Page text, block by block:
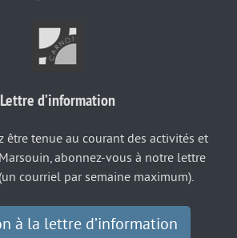
Lettre d’information
être tenue au courant des activités et
abonnez-vous à notre lettre
courriel par semaine maximum).
à la lettre d’information